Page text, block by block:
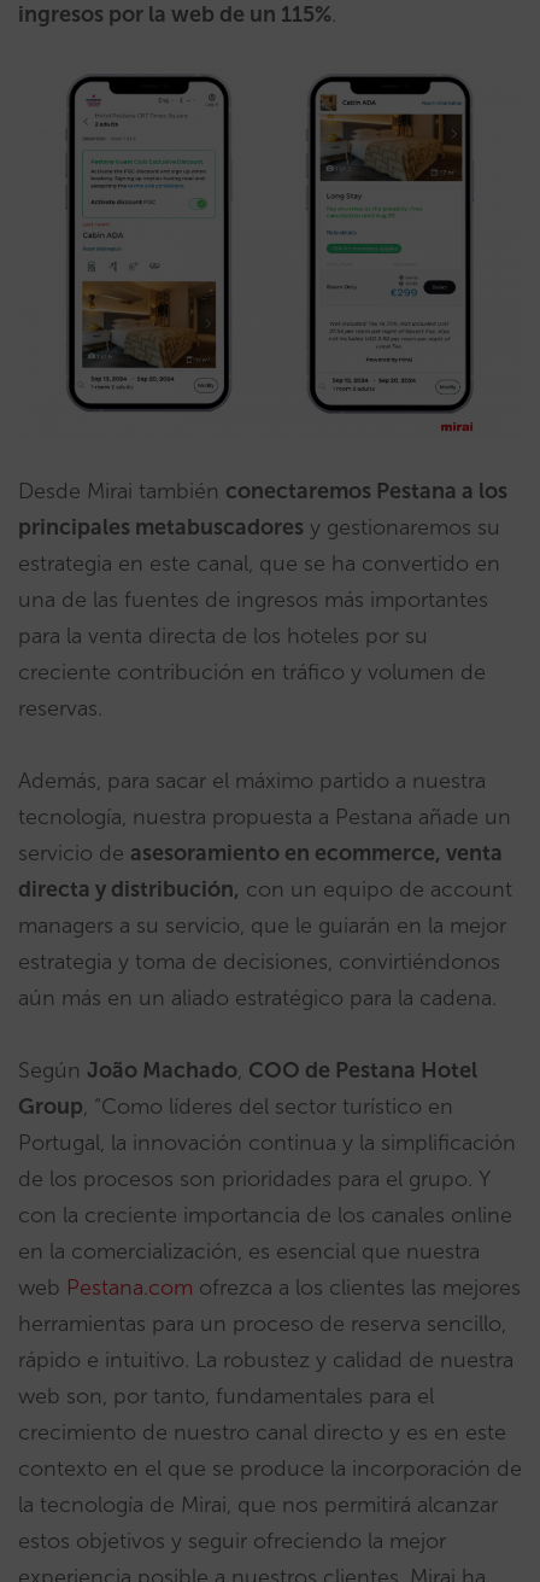
ingresos por la web de un 115%.
Desde Mirai también conectaremos Pestana a los
principales metabuscadores y gestionaremos su
estrategia en este canal, que se ha convertido en
una de las fuentes de ingresos más importantes
para la venta directa de los hoteles por su
creciente contribución en tráfico y volumen de
reservas.
Además, para sacar el máximo partido a nuestra
tecnología, nuestra propuesta a Pestana añade un
servicio de asesoramiento en ecommerce, venta
directa y distribución, con un equipo de account
managers a su servicio, que le guiarán en la mejor
estrategia y toma de decisiones, convirtiéndonos
aún más en un aliado estratégico para la cadena.
Según João Machado, COO de Pestana Hotel
Group, “Como líderes del sector turístico en
Portugal, la innovación continua y la simplificación
de los procesos son prioridades para el grupo. Y
con la creciente importancia de los canales online
en la comercialización, es esencial que nuestra
web Pestana.com ofrezca a los clientes las mejores
herramientas para un proceso de reserva sencillo,
rápido e intuitivo. La robustez y calidad de nuestra
web son, por tanto, fundamentales para el
crecimiento de nuestro canal directo y es en este
contexto en el que se produce la incorporación de
la tecnología de Mirai, que nos permitirá alcanzar
estos objetivos y seguir ofreciendo la mejor